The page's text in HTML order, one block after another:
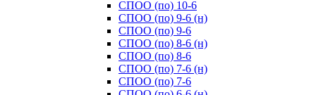
СПОО (по) 10-6
СПОО (по) 9-6 (н)
СПОО (по) 9-6
СПОО (по) 8-6 (н)
СПОО (по) 8-6
СПОО (по) 7-6 (н)
СПОО (по) 7-6